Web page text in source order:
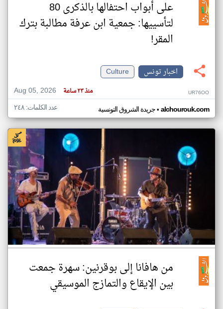
على أبواب احتفالها بالذكرى 80
لتأسييها: جمعية ابن عرفة مطالبة بترك
المقر!
اخبار تونس
Culture
Aug 05, 2026
منذ ٢٣ ساعة UR76OO
جريدة الشروق التونسية• alchourouk.com عدد الكلمات: ٢٤٨
من هافانا إلى بوقرنين: سهرة جمعت
بين الإيقاع والتمازج الموسيقي